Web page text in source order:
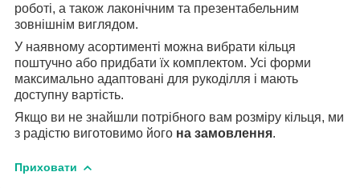
роботі, а також лаконічним та презентабельним
зовнішнім виглядом.
У наявному асортименті можна вибрати кільця
поштучно або придбати їх комплектом. Усі форми
максимально адаптовані для рукоділля і мають
доступну вартість.
Якщо ви не знайшли потрібного вам розміру кільця, ми
з радістю виготовимо його на замовлення.
Приховати